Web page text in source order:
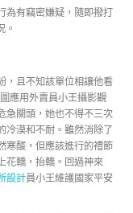
為有竊密嫌疑，隨即撥打
。
，且不知該單位相讓他看
應用外賣員小王攝影觀
急關頭，她也不得不三次
冷漠和不耐。雖然消除了
寒酸，但應該進行的禮節
花轎，抬轎。回過神來
設計員小王維護國家平安